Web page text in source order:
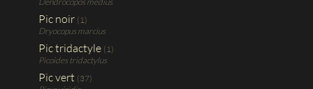
Pic noir (1)
Dryocopus marcius
Pic tridactyle (1)
Picoides tridactylus
Pic vert (37)